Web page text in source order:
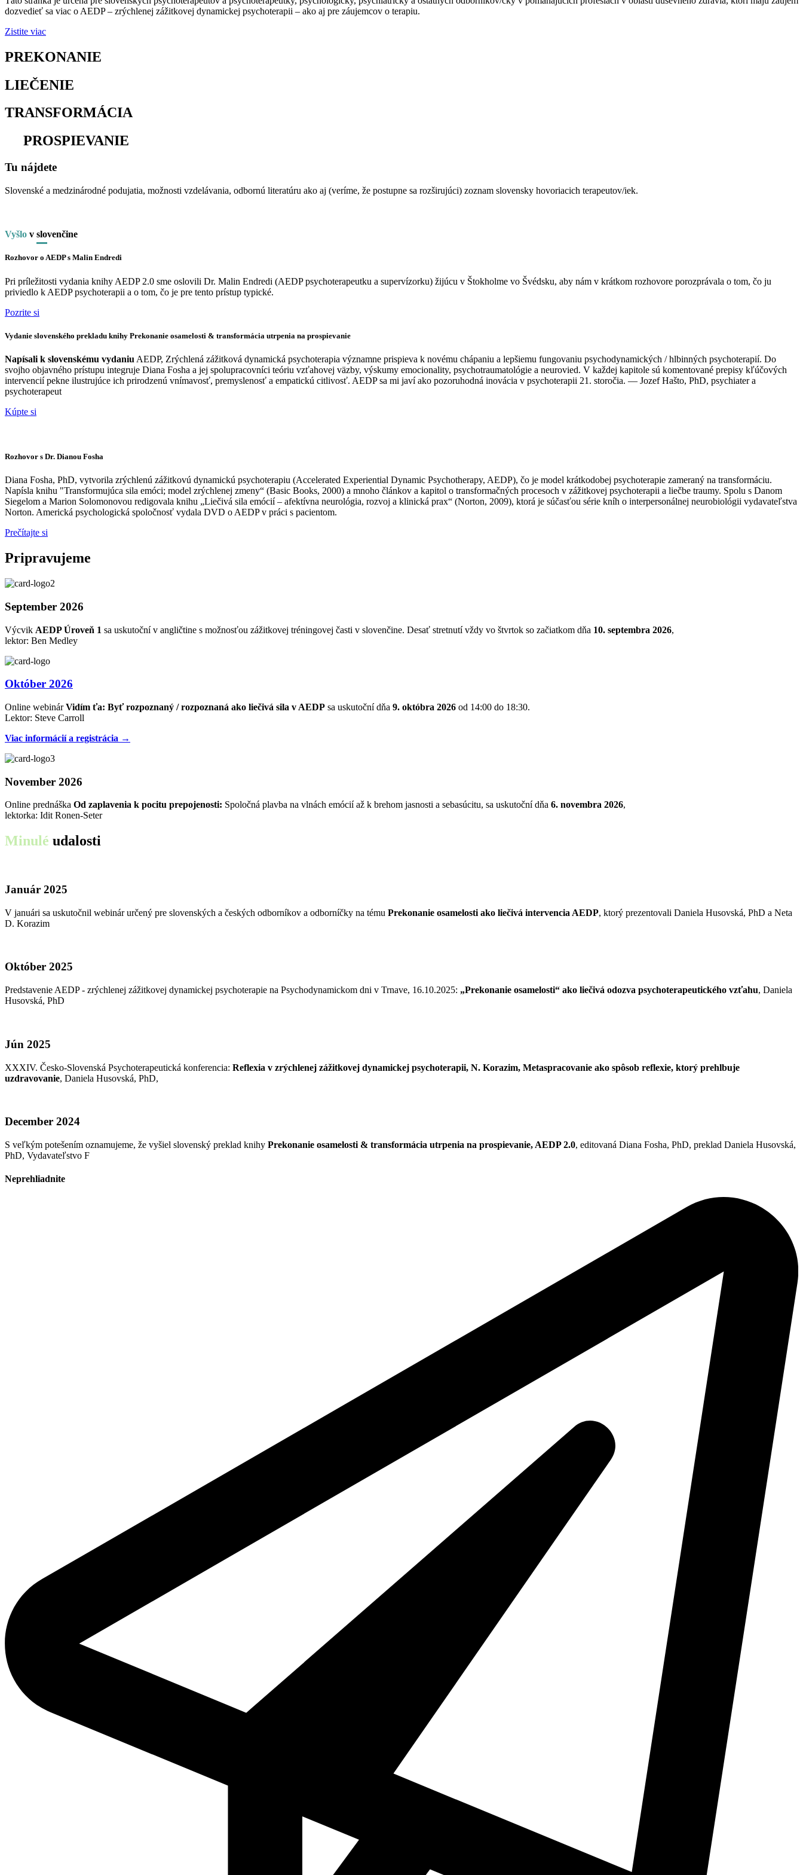
dozvedieť sa viac o AEDP – zrýchlenej zážitkovej dynamickej psychoterapii – ako aj pre záujemcov o terapiu.
Zistite viac
PREKONANIE
LIEČENIE
TRANSFORMÁCIA
PROSPIEVANIE
Tu nájdete
Slovenské a medzinárodné podujatia, možnosti vzdelávania, odbornú literatúru ako aj (veríme, že postupne sa rozširujúci) zoznam slovensky hovoriacich terapeutov/iek.
Vyšlo v slovenčine
Rozhovor o AEDP s Malin Endredi
Pri príležitosti vydania knihy AEDP 2.0 sme oslovili Dr. Malin Endredi (AEDP psychoterapeutku a supervízorku) žijúcu v Štokholme vo Švédsku, aby nám v krátkom rozhovore porozprávala o tom, čo ju
priviedlo k AEDP psychoterapii a o tom, čo je pre tento prístup typické.
Pozrite si
Vydanie slovenského prekladu knihy Prekonanie osamelosti & transformácia utrpenia na prospievanie
Napísali k slovenskému vydaniu AEDP, Zrýchlená zážitková dynamická psychoterapia významne prispieva k novému chápaniu a lepšiemu fungovaniu psychodynamických / hlbinných psychoterapií. Do
svojho objavného prístupu integruje Diana Fosha a jej spolupracovníci teóriu vzťahovej väzby, výskumy emocionality, psychotraumatológie a neurovied. V každej kapitole sú komentované prepisy kľúčových
intervencií pekne ilustrujúce ich prirodzenú vnímavosť, premyslenosť a empatickú citlivosť. AEDP sa mi javí ako pozoruhodná inovácia v psychoterapii 21. storočia. — Jozef Hašto, PhD, psychiater a
psychoterapeut
Kúpte si
Rozhovor s Dr. Dianou Fosha
Diana Fosha, PhD, vytvorila zrýchlenú zážitkovú dynamickú psychoterapiu (Accelerated Experiential Dynamic Psychotherapy, AEDP), čo je model krátkodobej psychoterapie zameraný na transformáciu.
Napísla knihu "Transformujúca sila emóci; model zrýchlenej zmeny“ (Basic Books, 2000) a mnoho článkov a kapitol o transformačných procesoch v zážitkovej psychoterapii a liečbe traumy. Spolu s Danom
Siegelom a Marion Solomonovou redigovala knihu „Liečivá sila emócií – afektívna neurológia, rozvoj a klinická prax“ (Norton, 2009), ktorá je súčasťou série kníh o interpersonálnej neurobiológii vydavateľstva
Norton. Americká psychologická spoločnosť vydala DVD o AEDP v práci s pacientom.
Prečítajte si
Pripravujeme
September 2026
Výcvik AEDP Úroveň 1 sa uskutoční v angličtine s možnosťou zážitkovej tréningovej časti v slovenčine. Desať stretnutí vždy vo štvrtok so začiatkom dňa 10. septembra 2026,
lektor: Ben Medley
Október 2026
Online webinárVidím ťa: Byť rozpoznaný / rozpoznaná ako liečivá sila v AEDP sa uskutoční dňa 9. októbra 2026 od 14:00 do 18:30.
Lektor: Steve Carroll
Viac informácií a registrácia →
November 2026
Online prednáška Od zaplavenia k pocitu prepojenosti: Spoločná plavba na vlnách emócií až k brehom jasnosti a sebasúcitu, sa uskutoční dňa 6. novembra 2026,
lektorka: Idit Ronen-Seter
Minulé udalosti
Január 2025
V januári sa uskutočnil webinár určený pre slovenských a českých odborníkov a odborníčky na tému Prekonanie osamelosti ako liečivá intervencia AEDP, ktorý prezentovali Daniela Husovská, PhD a Neta
D. Korazim
Október 2025
Predstavenie AEDP - zrýchlenej zážitkovej dynamickej psychoterapie na Psychodynamickom dni v Trnave, 16.10.2025: „Prekonanie osamelosti“ ako liečivá odozva psychoterapeutického vzťahu, Daniela
Husovská, PhD
Jún 2025
XXXIV. Česko-Slovenská Psychoterapeutická konferencia: Reflexia v zrýchlenej zážitkovej dynamickej psychoterapii, N. Korazim, Metaspracovanie ako spôsob reflexie, ktorý prehlbuje
uzdravovanie, Daniela Husovská, PhD,
December 2024
S veľkým potešením oznamujeme, že vyšiel slovenský preklad knihy Prekonanie osamelosti & transformácia utrpenia na prospievanie, AEDP 2.0, editovaná Diana Fosha, PhD, preklad Daniela Husovská,
PhD, Vydavateľstvo F
Neprehliadnite